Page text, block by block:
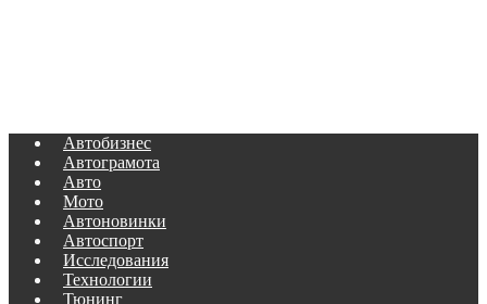
Автобизнес
Автограмота
Авто
Мото
Автоновинки
Автоспорт
Исследования
Технологии
Тюнинг